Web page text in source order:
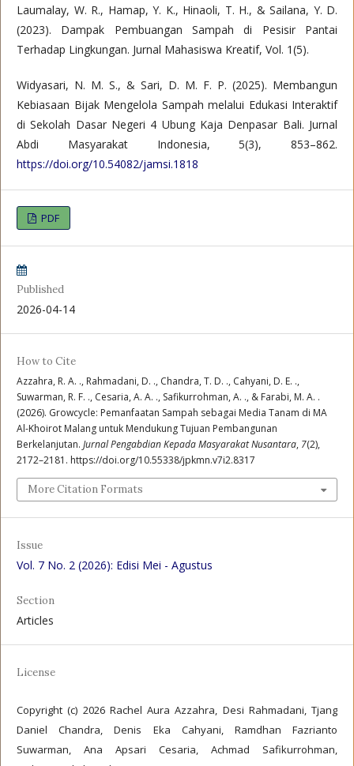
Laumalay, W. R., Hamap, Y. K., Hinaoli, T. H., & Sailana, Y. D.
(2023). Dampak Pembuangan Sampah di Pesisir Pantai
Terhadap Lingkungan. Jurnal Mahasiswa Kreatif, Vol. 1(5).
Widyasari, N. M. S., & Sari, D. M. F. P. (2025). Membangun
Kebiasaan Bijak Mengelola Sampah melalui Edukasi Interaktif
di Sekolah Dasar Negeri 4 Ubung Kaja Denpasar Bali. Jurnal
Abdi Masyarakat Indonesia, 5(3), 853–862.
https://doi.org/10.54082/jamsi.1818
PDF
Published
2026-04-14
How to Cite
Azzahra, R. A. ., Rahmadani, D. ., Chandra, T. D. ., Cahyani, D. E. .,
Suwarman, R. F. ., Cesaria, A. A. ., Safikurrohman, A. ., & Farabi, M. A. .
(2026). Growcycle: Pemanfaatan Sampah sebagai Media Tanam di MA
Al-Khoirot Malang untuk Mendukung Tujuan Pembangunan
Berkelanjutan. Jurnal Pengabdian Kepada Masyarakat Nusantara, 7(2),
2172–2181. https://doi.org/10.55338/jpkmn.v7i2.8317
More Citation Formats
Issue
Vol. 7 No. 2 (2026): Edisi Mei - Agustus
Section
Articles
License
Copyright (c) 2026 Rachel Aura Azzahra, Desi Rahmadani, Tjang
Daniel Chandra, Denis Eka Cahyani, Ramdhan Fazrianto
Suwarman, Ana Apsari Cesaria, Achmad Safikurrohman,